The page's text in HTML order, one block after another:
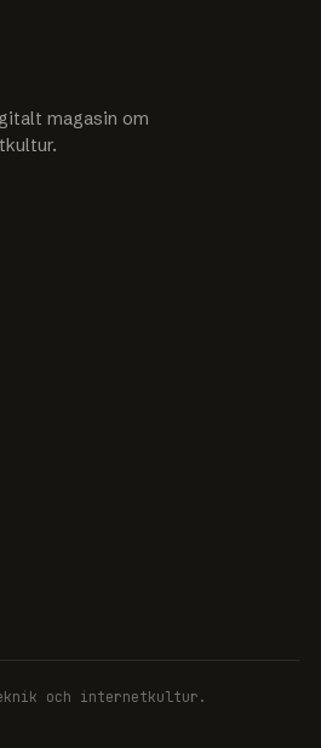
magasin om
och internetkultur.